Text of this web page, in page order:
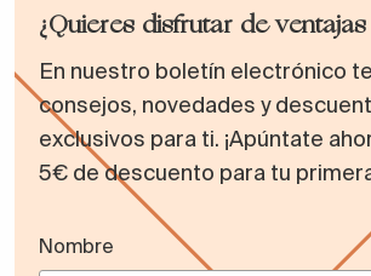
¿Quieres disfrutar de
En nuestro boletín electrónico
consejos, novedades y
exclusivos para ti. ¡Apúntate
5€ de descuento para tu
Nombre